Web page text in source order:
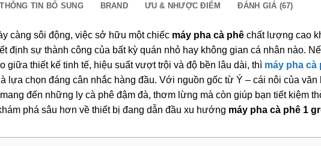
THÔNG TIN BỔ SUNG BRAND ƯU & NHƯỢC ĐIỂM ĐÁNH GIÁ (67)
càng sôi động, việc sở hữu một chiếc máy pha cà phê chất lượng cao
định sự thành công của bất kỳ quán nhỏ hay không gian cá nhân nào.
giữa thiết kế tinh tế, hiệu suất vượt trội và độ bền lâu dài, thì máy pha cà
lựa chọn đáng cân nhắc hàng đầu. Với nguồn gốc từ Ý – cái nôi của văn
đến những ly cà phê đậm đà, thơm lừng mà còn giúp bạn tiết kiệm
phá sâu hơn về thiết bị đang dẫn đầu xu hướng máy pha cà phê 1